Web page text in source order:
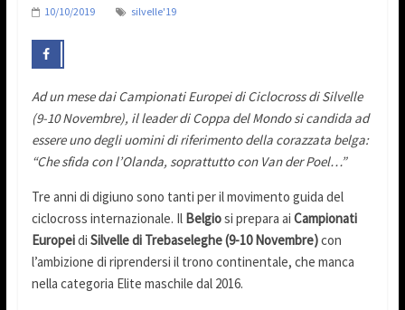
10/10/2019 silvelle'19
Ad un mese dai Campionati Europei di Ciclocross di Silvelle
(9-10 Novembre), il leader di Coppa del Mondo si candida ad
essere uno degli uomini di riferimento della corazzata belga:
“Che sfida con l’Olanda, soprattutto con Van der Poel…”
Tre anni di digiuno sono tanti per il movimento guida del
ciclocross internazionale. Il Belgiosi prepara ai Campionati
Europeidi Silvelle di Trebaseleghe (9-10 Novembre)con
l’ambizione di riprendersi il trono continentale, che manca
nella categoria Elite maschile dal 2016.